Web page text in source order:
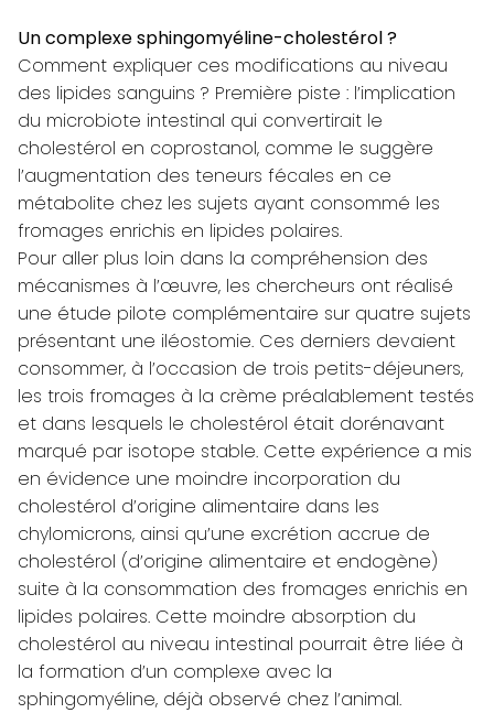
Un complexe sphingomyéline-cholestérol ?
Comment expliquer ces modifications au niveau
des lipides sanguins ? Première piste : l’implication
du microbiote intestinal qui convertirait le
cholestérol en coprostanol, comme le suggère
l’augmentation des teneurs fécales en ce
métabolite chez les sujets ayant consommé les
fromages enrichis en lipides polaires.
Pour aller plus loin dans la compréhension des
mécanismes à l’œuvre, les chercheurs ont réalisé
une étude pilote complémentaire sur quatre sujets
présentant une iléostomie. Ces derniers devaient
consommer, à l’occasion de trois petits-déjeuners,
les trois fromages à la crème préalablement testés
et dans lesquels le cholestérol était dorénavant
marqué par isotope stable. Cette expérience a mis
en évidence une moindre incorporation du
cholestérol d’origine alimentaire dans les
chylomicrons, ainsi qu’une excrétion accrue de
cholestérol (d’origine alimentaire et endogène)
suite à la consommation des fromages enrichis en
lipides polaires. Cette moindre absorption du
cholestérol au niveau intestinal pourrait être liée à
la formation d’un complexe avec la
sphingomyéline, déjà observé chez l’animal.